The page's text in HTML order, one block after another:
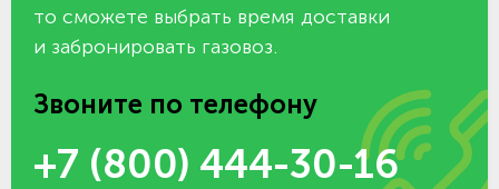
то сможете выбрать время доставки
и забронировать газовоз.
Звоните по телефону
+7 (800) 444-30-16